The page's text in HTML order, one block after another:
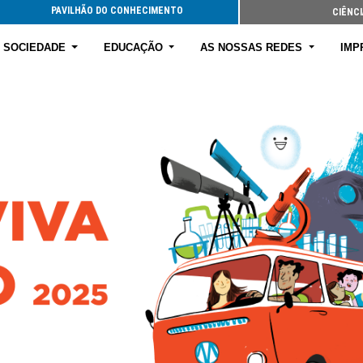
PAVILHÃO DO CONHECIMENTO
EDUCAÇÃO AS NOSSAS REDES